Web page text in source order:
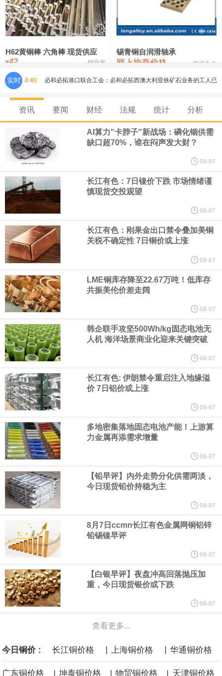
铸造铝合金锭(ZLD104) 24,300—24,500 24,400
压铸锌合金锭 26,500—26,700
氯化镍 38,300—40,300 39,300 0
H62黄铜棒 六角棒 现货供应
¥42 锦升发
锡青铜自润滑轴承
网上协商价格 芜湖合金
实时 8:40
研发费用金额分别为4,995.18万元、7,001.70万元、14,496.56万
元，最近3年复合增长率达70.36%，呈快速增长趋势，并形成多项
核心技术和知识产权。截至2026年1月31日，公司拥有262项专利权
纽约期银日内涨4%，现报64.08美元/盎司。
宇树科技董事长、总经理兼首席技术官王兴兴在网上路演时表示，
经过多年研发创新和技术积累，公司逐步形成了包括一体化关节集
心技术等多项已商业化应用的核心技术并已应用于公司的高性能通
美国总统特朗普6日否认他对国防部长赫格塞思不满，称对赫格塞思
他与赫格塞思就弹药短缺问题发生冲突的报道是“完全没有根据的谣
纽约期银突破64美元/盎司，日内涨3.91%。
据报道，威刚近日在法说会上表示，在需求增加、价格走高及货源
稳定的三大有利因素带动下，预期第3季度营运将优于第2季度，并
进一步扩大全年营运成果。
美国国会预算办公室（CBO）于当地时间5日发布报告称，美国海军
计划建造的15艘核动力“特朗普级”（Trump-class）战列舰，从研发
面战舰项目之一。 根据CBO的初步估算，首舰造价约234亿美元，
资讯 要闻 财经 法规 统计 分析
AI算力"卡脖子"新战场：磷化铟供需
缺口超70%，谁在闷声发大财？
08-07
长江有色：7日镍价下跌 市场情绪谨
慎现货交投观望
08-07
长江有色：刚果金出口禁令叠加美铜
关税不确定性 7日铜价或上涨
08-07
LME铜库存降至22.67万吨！低库存
共振美伦价差走阔
08-07
韩企联手攻坚500Wh/kg固态电池无
人机 海洋场景商业化迎来关键突破
08-07
长江有色: 伊朗禁令重启注入地缘溢
价 7日铝价或上涨
08-07
多地密集落地固态电池产能！上游算
力金属再添需求增量
08-07
【铅早评】内外走势分化供需两淡，
今日现货铅价持稳为主
08-07
8月7日ccmn长江有色金属网铜铝锌
铅锡镍早评
08-07
【白银早评】夜盘冲高回落抛压加
重，今日现货银价或下跌
08-07
查看更多...
今日铜价 : 长江铜价格 | 上海铜价格 | 华通铜价格
广东铜价格 | 坤泰铜价格 | 物贸铜价格 | 天津铜价格